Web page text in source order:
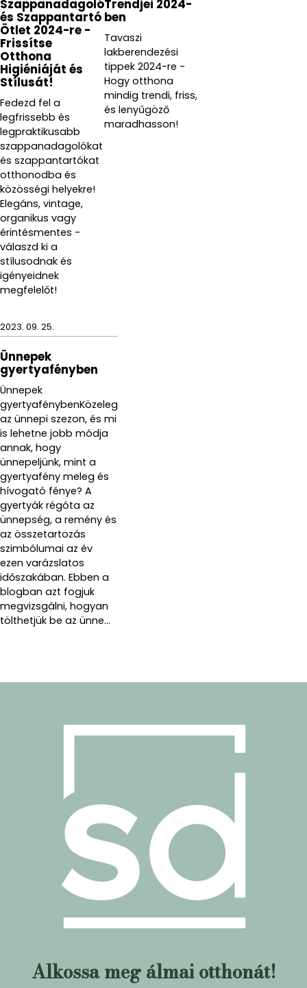
Szappanadagoló
és Szappantartó
Ötlet 2024-re -
Frissítse
Otthona
Higiéniáját és
Stílusát!
Fedezd fel a
legfrissebb és
legpraktikusabb
szappanadagolókat
és szappantartókat
otthonodba és
közösségi helyekre!
Elegáns, vintage,
organikus vagy
érintésmentes -
válaszd ki a
stílusodnak és
igényeidnek
megfelelőt!
Trendjei 2024-
ben
Tavaszi
lakberendezési
tippek 2024-re -
Hogy otthona
mindig trendi, friss,
és lenyűgöző
maradhasson!
2023. 09. 25.
Ünnepek
gyertyafényben
Ünnepek
gyertyafénybenKözeleg
az ünnepi szezon, és mi
is lehetne jobb módja
annak, hogy
ünnepeljünk, mint a
gyertyafény meleg és
hívogató fénye? A
gyertyák régóta az
ünnepség, a remény és
az összetartozás
szimbólumai az év
ezen varázslatos
időszakában. Ebben a
blogban azt fogjuk
megvizsgálni, hogyan
tölthetjük be az ünne...
Alkossa meg álmai otthonát!